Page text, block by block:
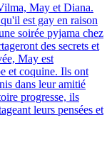
May et Diana.
est gay en raison
soirée pyjama chez
des secrets et
May est
et coquine. Ils ont
dans leur amitié
progresse, ils
leurs pensées et